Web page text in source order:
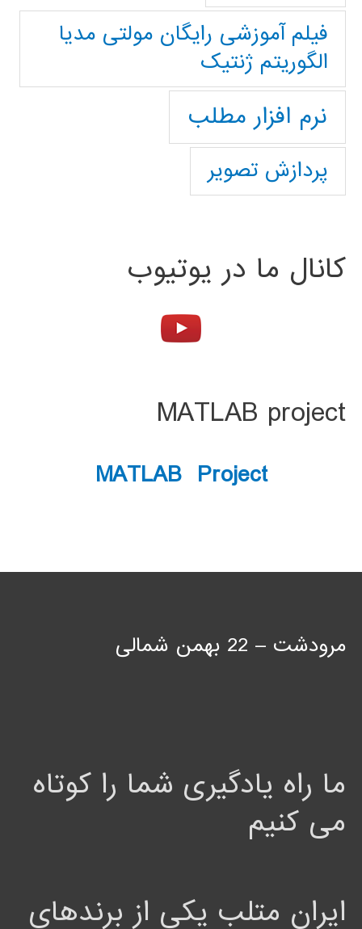
فیلم آموزشی رایگان مولتی مدیا
الگوریتم ژنتیک
نرم افزار مطلب
پردازش تصویر
کانال ما در یوتیوب
MATLAB project
MATLAB Project
مرودشت – 22 بهمن شمالی
ما راه یادگیری شما را کوتاه
می کنیم
ایران متلب یکی از برندهای